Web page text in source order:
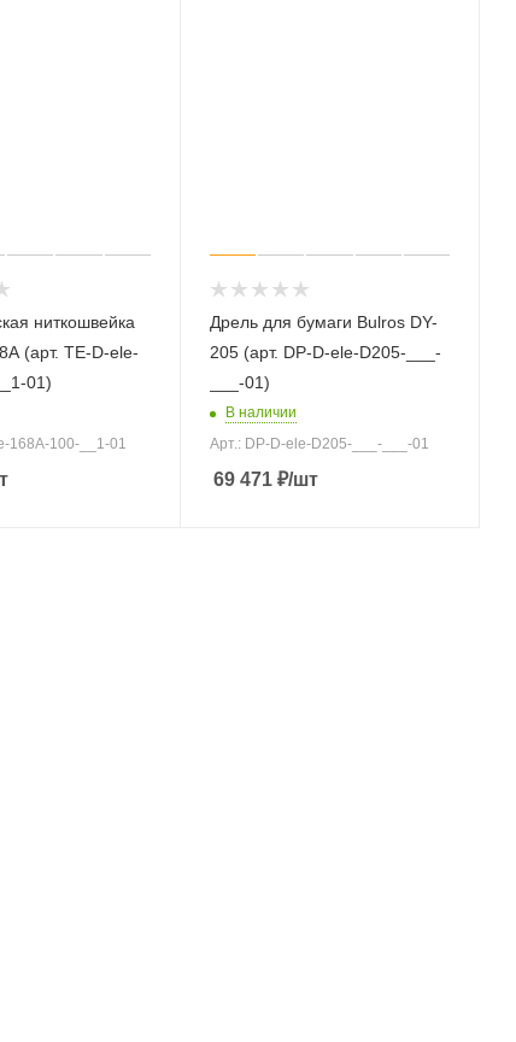
ниткошвейка
(арт. TE-D-ele-
01)
168A-100-__1-01
Дрель для бумаги Bulros DY-
205 (арт. DP-D-ele-D205-___-
___-01)
В наличии
Арт.: DP-D-ele-D205-___-___-01
69 471₽/шт